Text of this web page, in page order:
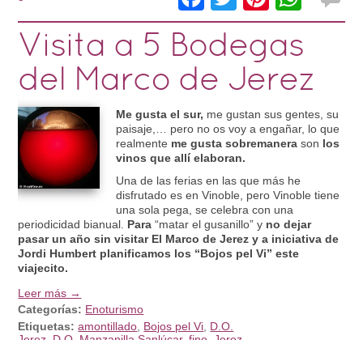
Visita a 5 Bodegas
del Marco de Jerez
Me gusta el sur, me gustan sus gentes, su
paisaje,… pero no os voy a engañar, lo que
realmente me gusta sobremanera son los
vinos que allí elaboran.
Una de las ferias en las que más he
disfrutado es en Vinoble, pero Vinoble tiene
una sola pega, se celebra con una
periodicidad bianual. Para “matar el gusanillo” y no dejar
pasar un año sin visitar El Marco de Jerez y a iniciativa de
Jordi Humbert planificamos los “Bojos pel Vi” este
viajecito.
Leer más →
Categorías: Enoturismo
Etiquetas: amontillado Bojos pel Vi D.O.